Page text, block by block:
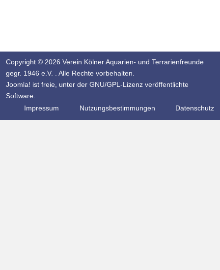
Copyright © 2026 Verein Kölner Aquarien- und Terrarienfreunde
gegr. 1946 e.V. . Alle Rechte vorbehalten.
Joomla! ist freie, unter der GNU/GPL-Lizenz veröffentlichte
Software.
Impressum
Nutzungsbestimmungen Datenschutz